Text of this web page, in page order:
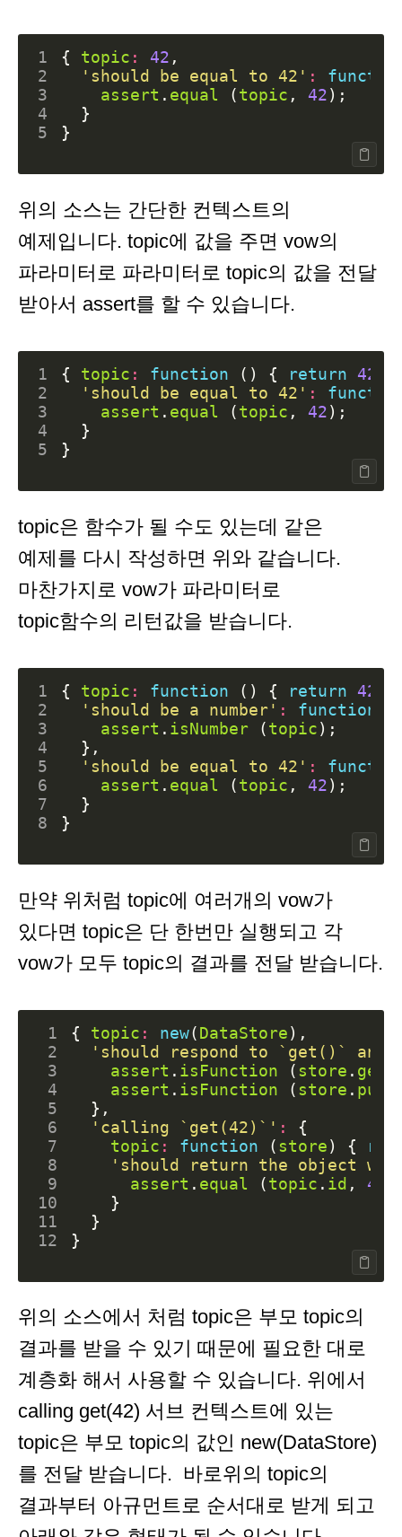
1 { topic : 42 ,
2
'should be equal to 42' :
3
assert . equal (topic , 42);
4
}
5
}
위의 소스는 간단한 컨텍스트의
예제입니다. topic에 값을 주면 vow의
파라미터로 파라미터로 topic의 값을 전달
받아서 assert를 할 수 있습니다.
1 { topic : function () { return 42
2
'should be equal to 42' :
3
assert . equal (topic , 42);
4
}
5
}
topic은 함수가 될 수도 있는데 같은
예제를 다시 작성하면 위와 같습니다.
마찬가지로 vow가 파라미터로
topic함수의 리턴값을 받습니다.
1 { topic : function () { return 42
2
'should be a number' : function
3
assert . isNumber (topic);
4
},
5
'should be equal to 42' :
6
assert . equal (topic , 42);
7
}
8
}
만약 위처럼 topic에 여러개의 vow가
있다면 topic은 단 한번만 실행되고 각
vow가 모두 topic의 결과를 전달 받습니다.
1 { topic : new(DataStore),
2
'should respond to `get()`
3
assert . isFunction (store . get
4
assert . isFunction (store . put
5
},
6
'calling `get(42)`' :
{
7
topic : function (store) {
8
'should return the object
9
assert . equal (topic . id , 42
10
}
11
}
12
}
위의 소스에서 처럼 topic은 부모 topic의
결과를 받을 수 있기 때문에 필요한 대로
계층화 해서 사용할 수 있습니다. 위에서
calling get(42) 서브 컨텍스트에 있는
topic은 부모 topic의 값인 new(DataStore)
를 전달 받습니다. 바로위의 topic의
결과부터 아규먼트로 순서대로 받게 되고